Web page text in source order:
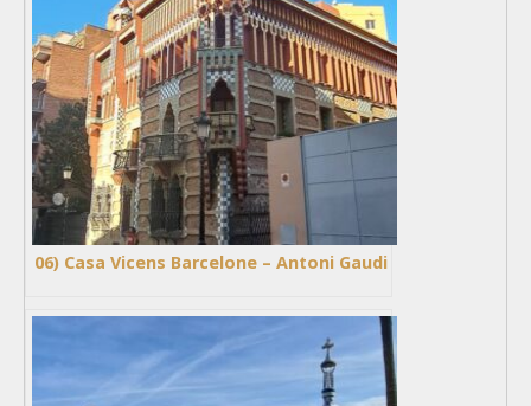
06) Casa Vicens Barcelone – Antoni Gaudi